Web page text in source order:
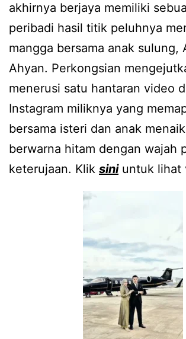
akhirnya berjaya memiliki
peribadi hasil titik peluhnya
mangga bersama anak sulung,
Ahyan. Perkongsian
menerusi satu hantaran video
Instagram miliknya yang
bersama isteri dan anak
berwarna hitam dengan wajah
keterujaan. Klik siniuntuk lihat